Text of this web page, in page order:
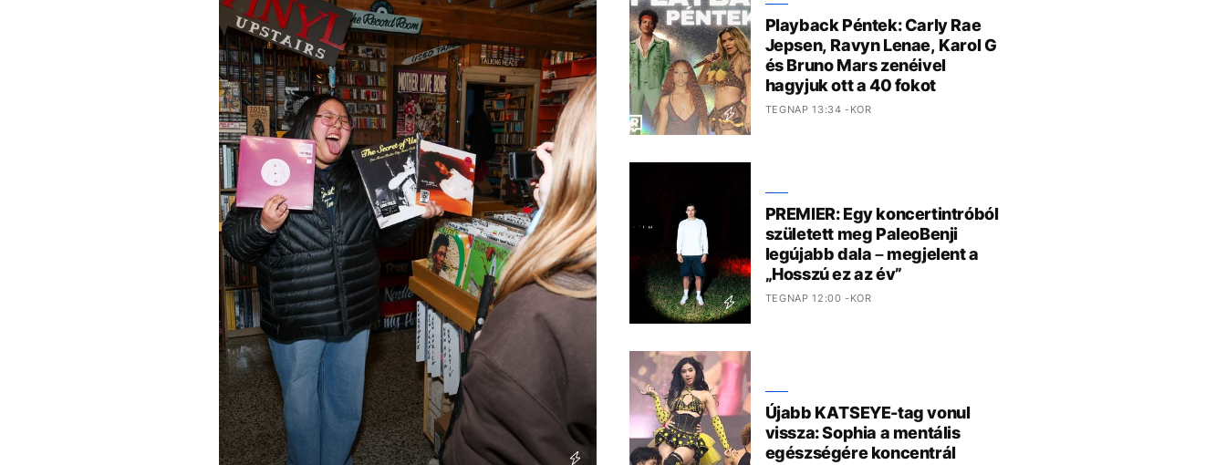
Playback Péntek: Carly Rae
Jepsen, Ravyn Lenae, Karol G
és Bruno Mars zenéivel
hagyjuk ott a 40 fokot
TEGNAP 13:34 -KOR
PREMIER: Egy koncertintróból
született meg PaleoBenji
legújabb dala – megjelent a
„Hosszú ez az év”
TEGNAP 12:00 -KOR
Újabb KATSEYE-tag vonul
vissza: Sophia a mentális
egészségére koncentrál